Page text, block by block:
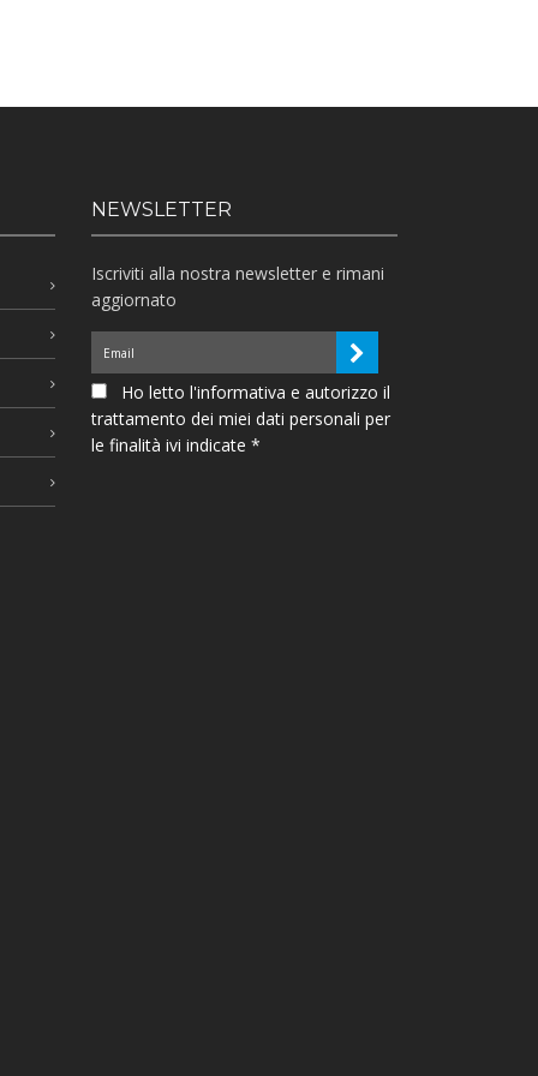
NEWSLETTER
Iscriviti alla nostra newsletter e rimani
aggiornato
Ho letto l'informativa e autorizzo il
trattamento dei miei dati personali per
le finalità ivi indicate *